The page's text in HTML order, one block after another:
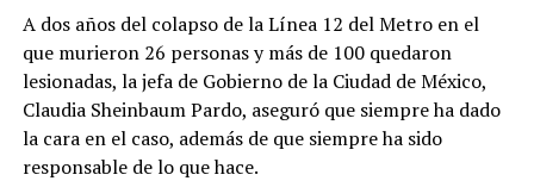
A dos años del colapso de la Línea 12 del Metro en el
que murieron 26 personas y más de 100 quedaron
lesionadas, la jefa de Gobierno de la Ciudad de México,
Claudia Sheinbaum Pardo, aseguró que siempre ha dado
la cara en el caso, además de que siempre ha sido
responsable de lo que hace.